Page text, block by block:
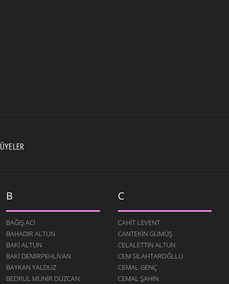
ÜYELER
B
BAĞIŞ ACI
BAHADIR ALTUN
BAKI ALTUN
BAKI DEMIRPEHLIVAN
BAYKAN YALDUZ
BEDRUL MÜNIR DÜZCAN
C
CAHIT LEVENT
CANTEKIN GÜMÜŞ
CELALETTIN ALTUN
CEM SILAHTAROĞLLU
CEMAL GENÇ
CEMAL ŞAHIN